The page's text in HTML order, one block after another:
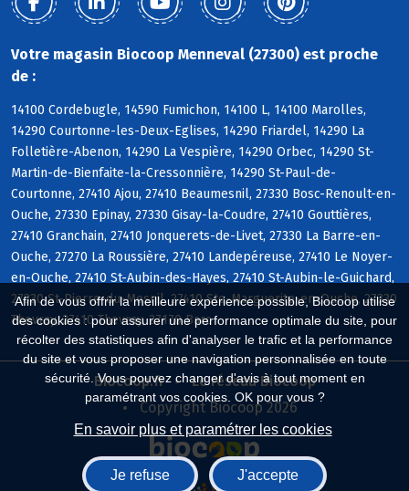
Afin de vous offrir la meilleure expérience possible, Biocoop utilise
des cookies : pour assurer une performance optimale du site, pour
récolter des statistiques afin d'analyser le trafic et la performance
du site et vous proposer une navigation personnalisée en toute
sécurité. Vous pouvez changer d'avis à tout moment en
paramétrant vos cookies. OK pour vous ?
En savoir plus et paramétrer les cookies
Je refuse J'accepte
Votre magasin Biocoop Menneval (27300) est proche
de :
14100 Cordebugle, 14590 Fumichon, 14100 L, 14100 Marolles,
14290 Courtonne-les-Deux-Eglises, 14290 Friardel, 14290 La
Folletière-Abenon, 14290 La Vespière, 14290 Orbec, 14290 St-
Martin-de-Bienfaite-la-Cressonnière, 14290 St-Paul-de-
Courtonne, 27410 Ajou, 27410 Beaumesnil, 27330 Bosc-Renoult-en-
Ouche, 27330 Epinay, 27330 Gisay-la-Coudre, 27410 Gouttières,
27410 Granchain, 27410 Jonquerets-de-Livet, 27330 La Barre-en-
Ouche, 27270 La Roussière, 27410 Landepéreuse, 27410 Le Noyer-
en-Ouche, 27410 St-Aubin-des-Hayes, 27410 St-Aubin-le-Guichard,
27330 St-Pierre-du-Mesnil, 27410 Ste-Marguerite-en-Ouche, 27330
Thevray, 27410 Thevray, 27170 Barc
Biocoop.fr
Le réseau Biocoop
Copyright Biocoop 2026